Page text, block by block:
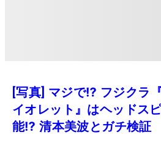
[写真] マジで⁉️ フジクラ
イオレット』はヘッドス
能⁉️ 清本美波とガチ検証